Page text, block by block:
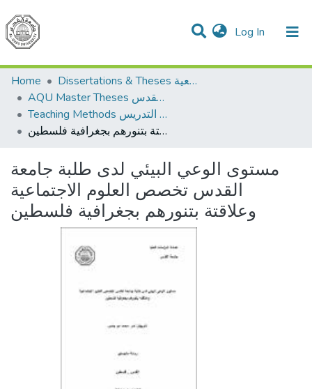
Log In (current)
Communities & Collections
All of DSpace
Home
Dissertations & Theses الرسائل الجامعية
AQU Master Theses الرسائل الجامعية الخاصة بجامعة القدس
Teaching Methods أساليب التدريس
مستوى الوعي البيئي لدى طلبة جامعة القدس تخصص العلوم الاجتماعية وعلاقتة بتنورهم بجغرافية فلسطين
مستوى الوعي البيئي لدى طلبة جامعة
القدس تخصص العلوم الاجتماعية
وعلاقتة بتنورهم بجغرافية فلسطين